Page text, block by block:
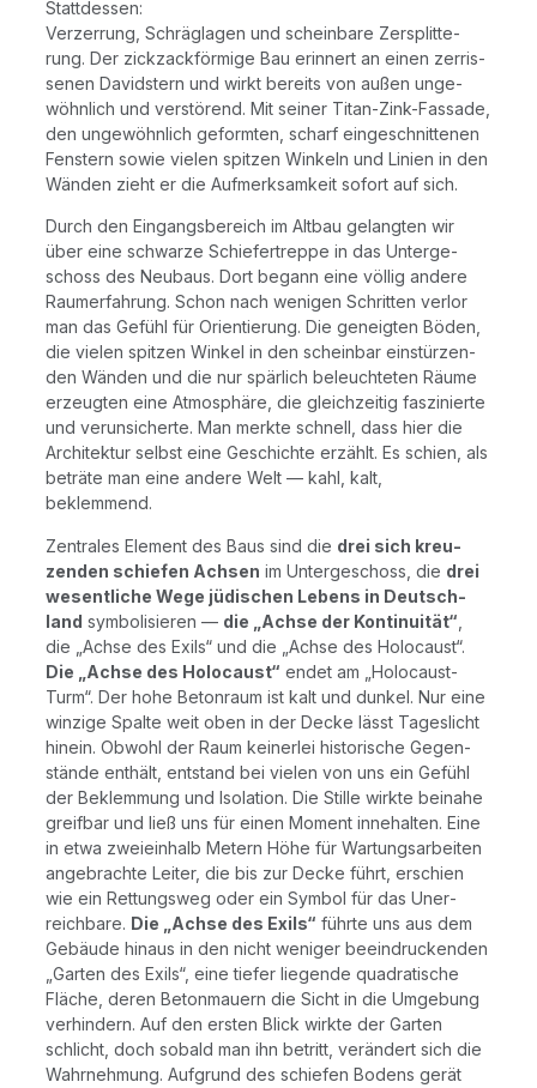
Statt­des­sen:
Ver­zer­rung, Schräg­la­gen und schein­ba­re Zer­split­te­
rung. Der zick­zack­för­mi­ge Bau erin­nert an einen zer­ris­
se­nen David­stern und wirkt bereits von außen unge­
wöhn­lich und ver­stö­rend. Mit sei­ner Titan-Zink-Fas­sa­de,
den unge­wöhn­lich geform­ten, scharf ein­ge­schnit­te­nen
Fens­tern sowie vie­len spit­zen Win­keln und Lini­en in den
Wän­den zieht er die Auf­merk­sam­keit sofort auf sich.
Durch den Ein­gangs­be­reich im Alt­bau gelang­ten wir
über eine schwar­ze Schie­fer­trep­pe in das Unter­ge­
schoss des Neu­baus. Dort begann eine völ­lig ande­re
Raum­er­fah­rung. Schon nach weni­gen Schrit­ten ver­lor
man das Gefühl für Ori­en­tie­rung. Die geneig­ten Böden,
die vie­len spit­zen Win­kel in den schein­bar ein­stür­zen­
den Wän­den und die nur spär­lich beleuch­te­ten Räu­me
erzeug­ten eine Atmo­sphä­re, die gleich­zei­tig fas­zi­nier­te
und ver­un­si­cher­te. Man merk­te schnell, dass hier die
Archi­tek­tur selbst eine Geschich­te erzählt. Es schien, als
beträ­te man eine ande­re Welt — kahl, kalt,
beklemmend.
Zen­tra­les Ele­ment des Baus sind die drei sich kreu­
zen­den schie­fen Ach­sen im Unter­ge­schoss, die drei
wesent­li­che Wege jüdi­schen Lebens in Deutsch­
land sym­bo­li­sie­ren — die „Ach­se der Kon­ti­nui­tät“
die „Ach­se des Exils“ und die „Ach­se des Holo­caust“.
Die „Ach­se des Holo­caust“ endet am „Holo­caust-
Turm“. Der hohe Beton­raum ist kalt und dun­kel. Nur eine
win­zi­ge Spal­te weit oben in der Decke lässt Tages­licht
hin­ein. Obwohl der Raum kei­ner­lei his­to­ri­sche Gegen­
stän­de ent­hält, ent­stand bei vie­len von uns ein Gefühl
der Beklem­mung und Iso­la­ti­on. Die Stil­le wirk­te bei­na­he
greif­bar und ließ uns für einen Moment inne­hal­ten. Eine
in etwa zwei­ein­halb Metern Höhe für War­tungs­ar­bei­ten
ange­brach­te Lei­ter, die bis zur Decke führt, erschien
wie ein Ret­tungs­weg oder ein Sym­bol für das Uner­
reich­ba­re. Die „Ach­se des Exils“ führ­te uns aus dem
Gebäu­de hin­aus in den nicht weni­ger beein­dru­cken­den
„Gar­ten des Exils“, eine tie­fer lie­gen­de qua­dra­ti­sche
Flä­che, deren Beton­mau­ern die Sicht in die Umge­bung
ver­hin­dern. Auf den ers­ten Blick wirk­te der Gar­ten
schlicht, doch sobald man ihn betritt, ver­än­dert sich die
Wahr­neh­mung. Auf­grund des schie­fen Bodens gerät